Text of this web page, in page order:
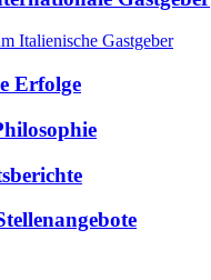
Italienische Gastgeber
Erfolge